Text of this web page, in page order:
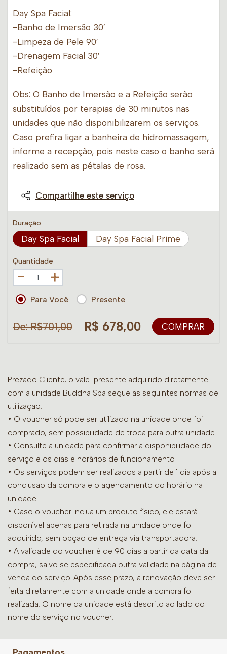
Day Spa Facial:
-Banho de Imersão 30′
-Limpeza de Pele 90′
-Drenagem Facial 30′
-Refeição
Obs: O Banho de Imersão e a Refeição serão
substituídos por terapias de 30 minutos nas
unidades que não disponibilizarem os serviços.
Caso prefira ligar a banheira de hidromassagem,
informe a recepção, pois neste caso o banho será
realizado sem as pétalas de rosa.
Compartilhe este serviço
Duração
Day Spa Facial Day Spa Facial Prime
Quantidade
+
Para Você Presente
De: R$701,00 R$ 678,00 COMPRAR
Prezado Cliente, o vale-presente adquirido diretamente
com a unidade Buddha Spa segue as seguintes normas de
utilização:
• O voucher só pode ser utilizado na unidade onde foi
comprado, sem possibilidade de troca para outra unidade.
• Consulte a unidade para confirmar a disponibilidade do
serviço e os dias e horários de funcionamento.
• Os serviços podem ser realizados a partir de 1 dia após a
conclusão da compra e o agendamento do horário na
unidade.
• Caso o voucher inclua um produto físico, ele estará
disponível apenas para retirada na unidade onde foi
adquirido, sem opção de entrega via transportadora.
• A validade do voucher é de 90 dias a partir da data da
compra, salvo se especificada outra validade na página de
venda do serviço. Após esse prazo, a renovação deve ser
feita diretamente com a unidade onde a compra foi
realizada. O nome da unidade está descrito ao lado do
nome do serviço no voucher.